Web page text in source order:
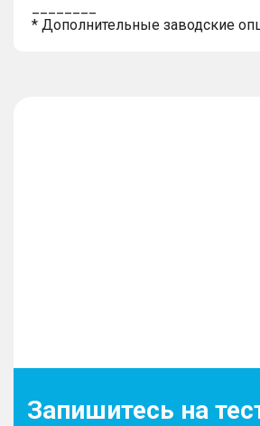
* Дополнительные заводские
Запишитесь на